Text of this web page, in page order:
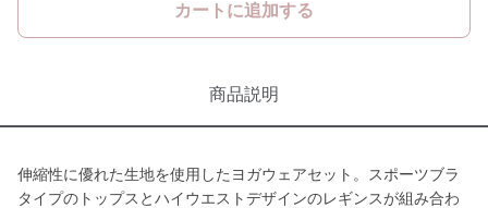
カートに追加する
商品説明
伸縮性に優れた生地を使用したヨガウェアセット。スポーツブラ
タイプのトップスとハイウエストデザインのレギンスが組み合わ